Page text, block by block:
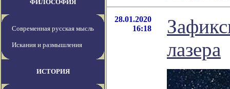
ФИЛОСОФИЯ
Современная русская мысль
Искания и размышления
ИСТОРИЯ
28.01.2020
16:18
лазера